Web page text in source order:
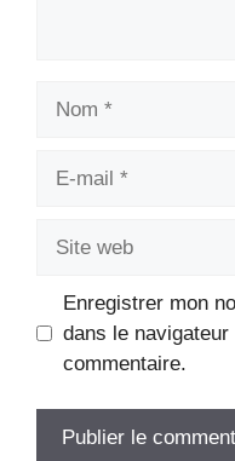
Enregistrer mon
dans le
commentaire.